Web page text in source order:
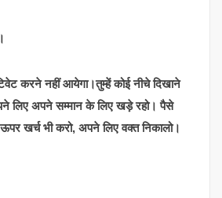
करने नहीं आयेगा।तुम्हें कोई नीचे दिखाने
लिए अपने सम्मान के लिए खड़े रहो। पैसे
खर्च भी करो, अपने लिए वक्त निकालो।